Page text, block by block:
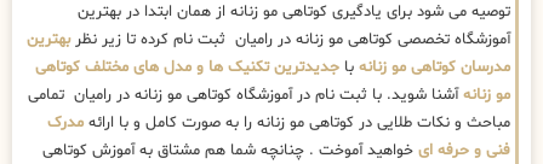
توصیه می شود برای یادگیری کوتاهی مو زنانه از همان ابتدا در بهترین
آموزشگاه تخصصی کوتاهی مو زنانه در رامیان ثبت نام کرده تا زیر نظربهترین
مدرسان کوتاهی مو زنانه با جدیدترین تکنیک ها و مدل های مختلف کوتاهی
مو زنانهآشنا شوید. با ثبت نام در آموزشگاه کوتاهی مو زنانه در رامیان تمامی
مباحث و نکات طلایی در کوتاهی مو زنانه را به صورت کامل و با ارائه مدرک
فنی و حرفه ای خواهید آموخت . چنانچه شما هم مشتاق به آموزش کوتاهی